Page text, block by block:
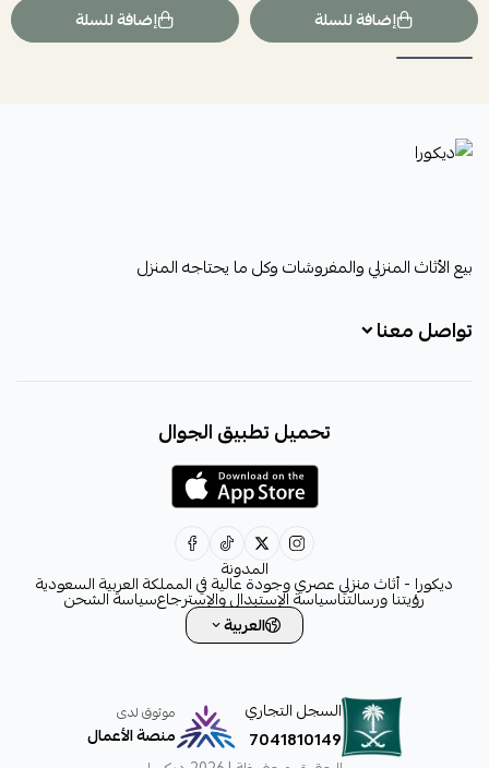
إضافة للسلة إضافة للسلة
ديكورا
بيع الأثاث المنزلي والمفروشات وكل ما يحتاجه المنزل
تواصل معنا
decora6586@gmail.com
تحميل تطبيق الجوال
المدونة
ديكورا - أثاث منزلي عصري وجودة عالية في المملكة العربية السعودية
رؤيتنا ورسالتناسياسة الإستبدال والإسترجاعسياسة الشحن
العربية
السجل التجاري
7041810149
موثوق لدى
منصة الأعمال